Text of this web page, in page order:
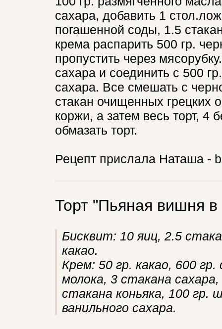
сахара, добавить 1
погашенной соды, 1.5
крема распарить 500 гр.
пропустить через
сахара и соединить с 500
сахара. Все смешать с
стакан очищенных грецких
коржи, а затем весь торт, 4
обмазать торт.
Рецепт прислала Наташа -
Торт "Пьяная вишня
Бисквит: 10 яиц, 2.5
какао.
Крем: 50 гр. какао, 600
молока, 3 стакана
стакана коньяка, 100 гр.
ванильного сахара.